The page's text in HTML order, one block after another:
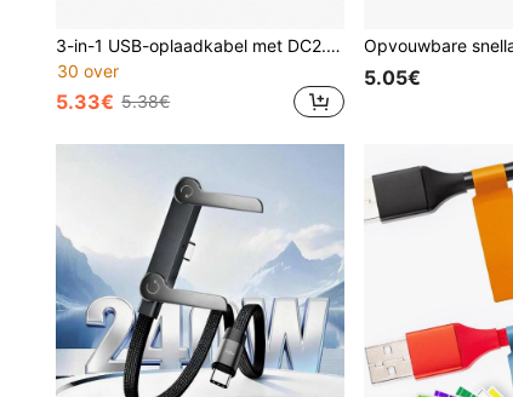
3-in-1 USB-oplaadkabel met DC2.5- en DC2.0-aansluitingen, geschikt voor het opladen van gezichtsreinigingsborstels, beautyapparaten en andere kleine huishoudelijke apparaten.
30 over
5.33€ 5.38€
5.05€